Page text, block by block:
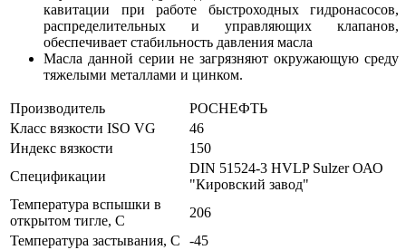
кавитации при работе быстроходных гидронасосов,
распределительных и управляющих клапанов,
обеспечивает стабильность давления масла
Масла данной серии не загрязняют окружающую среду
тяжелыми металлами и цинком.
Производитель
РОСНЕФТЬ
Класс вязкости ISO VG
46
Индекс вязкости
150
Спецификации
DIN 51524-3 HVLP Sulzer ОАО
"Кировский завод"
Температура вспышки в
открытом тигле, С
206
Температура застывания, С
-45